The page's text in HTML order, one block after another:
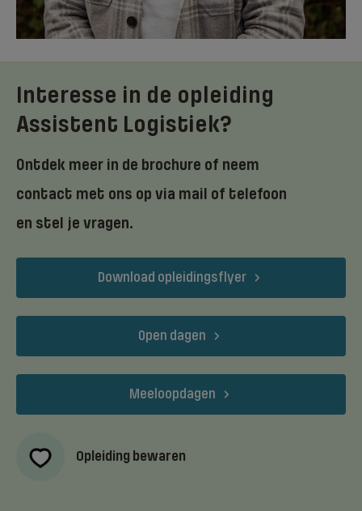
Interesse in de opleiding
Assistent Logistiek?
Ontdek meer in de brochure of neem
contact met ons op via mail of telefoon
en stel je vragen.
Download opleidingsflyer
Open dagen
Meeloopdagen
Opleiding bewaren